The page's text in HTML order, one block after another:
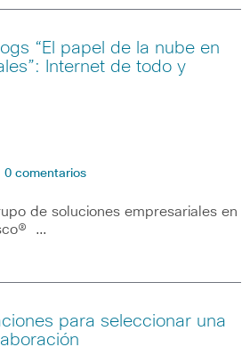
“El papel de la nube en
Internet de todo y
0 comentarios
de soluciones empresariales en
…
para seleccionar una